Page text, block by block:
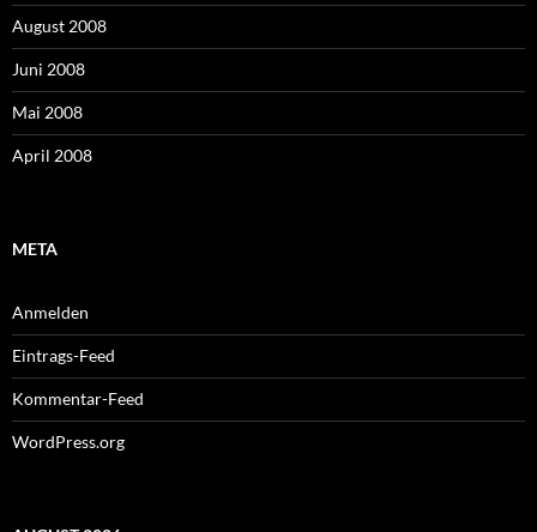
August 2008
Juni 2008
Mai 2008
April 2008
META
Anmelden
Eintrags-Feed
Kommentar-Feed
WordPress.org